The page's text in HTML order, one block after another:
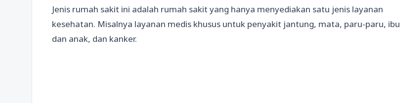
Jenis rumah sakit ini adalah rumah sakit yang hanya menyediakan satu jenis layanan
kesehatan. Misalnya layanan medis khusus untuk penyakit jantung, mata, paru-paru, ibu
dan anak, dan kanker.